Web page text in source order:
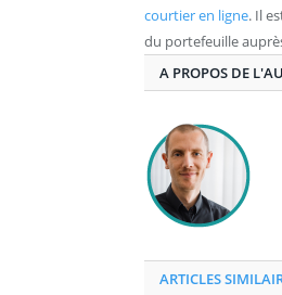
courtier en ligne. Il
du portefeuille
A PROPOS DE
ARTICLES